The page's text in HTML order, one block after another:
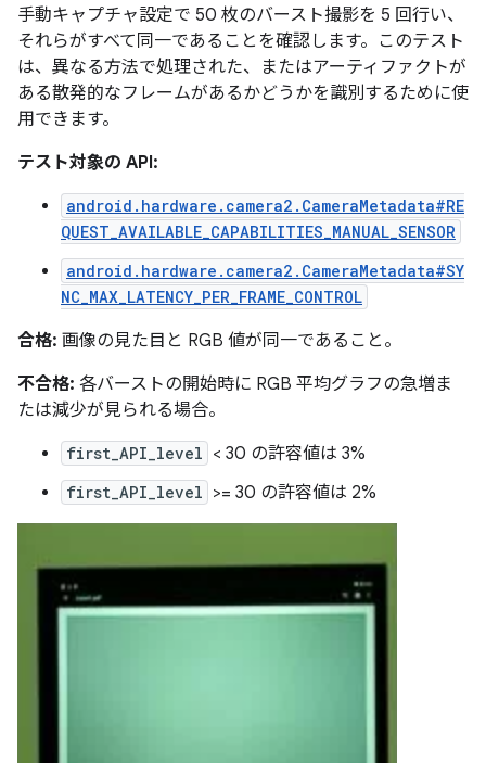
手動キャプチャ設定で 50 枚のバースト撮影を 5 回行い、
それらがすべて同一であることを確認します。このテスト
は、異なる方法で処理された、またはアーティファクトが
ある散発的なフレームがあるかどうかを識別するために使
用できます。
テスト対象の API:
android.hardware.camera2.CameraMetadata#RE
QUEST_AVAILABLE_CAPABILITIES_MANUAL_SENSOR
android.hardware.camera2.CameraMetadata#SY
NC_MAX_LATENCY_PER_FRAME_CONTROL
合格: 画像の見た目と RGB 値が同一であること。
不合格: 各バーストの開始時に RGB 平均グラフの急増ま
たは減少が見られる場合。
first_API_level < 30 の許容値は 3%
first_API_level >= 30 の許容値は 2%